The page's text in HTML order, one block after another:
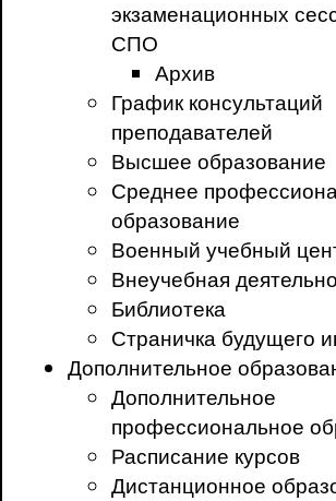
экзаменационных
СПО
Архив
График консультаций
преподавателей
Высшее образование
Среднее
образование
Военный учебный
Внеучебная
Библиотека
Страничка будущего
Дополнительное
Дополнительное
профессиональное
Расписание курсов
Дистанционное